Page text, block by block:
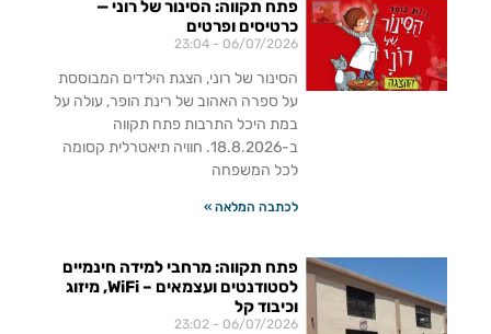
פתח תקווה: הסינור של רוני —
כרטיסים ופרטים
06/07/2026
הסינור של רוני, הצגת הילדים המבוססת
על ספרה האהוב של רינת הופר, עולה על
במת היכל התרבות פתח תקווה
ב-18.8.2026. חוויה תיאטרלית קסומה
לכל המשפחה
לכתבה המלאה »
פתח תקווה: מרחבי למידה חינמיים
לסטודנטים ועצמאים – WiFi, מיזוג
וכיבוד קל
06/07/2026